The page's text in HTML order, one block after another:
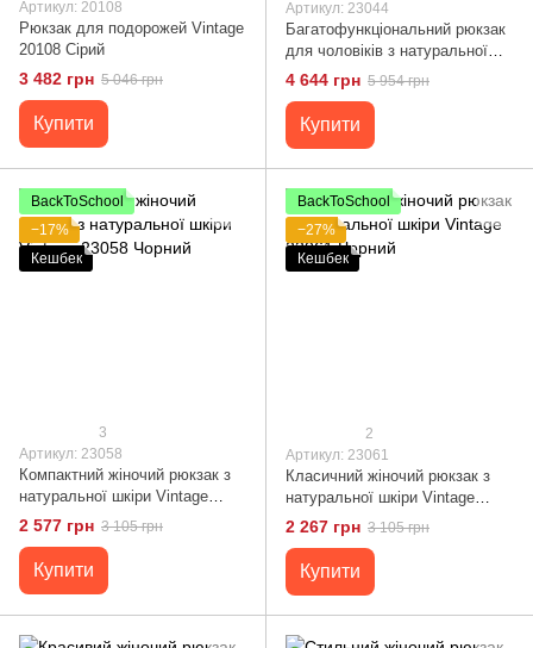
Артикул: 20108
Рюкзак для подорожей Vintage
20108 Сірий
3 482 грн 5 046 грн
Купити
Артикул: 23044
Багатофункціональний рюкзак
для чоловіків з натуральної
шкіри Vintage 23044 Чорний
4 644 грн 5 954 грн
Купити
BackToSchool
−17%
Кешбек
3
Артикул: 23058
Компактний жіночий рюкзак з
натуральної шкіри Vintage
23058 Чорний
2 577 грн 3 105 грн
Купити
BackToSchool
−27%
Кешбек
2
Артикул: 23061
Класичний жіночий рюкзак з
натуральної шкіри Vintage
23061 Чорний
2 267 грн 3 105 грн
Купити